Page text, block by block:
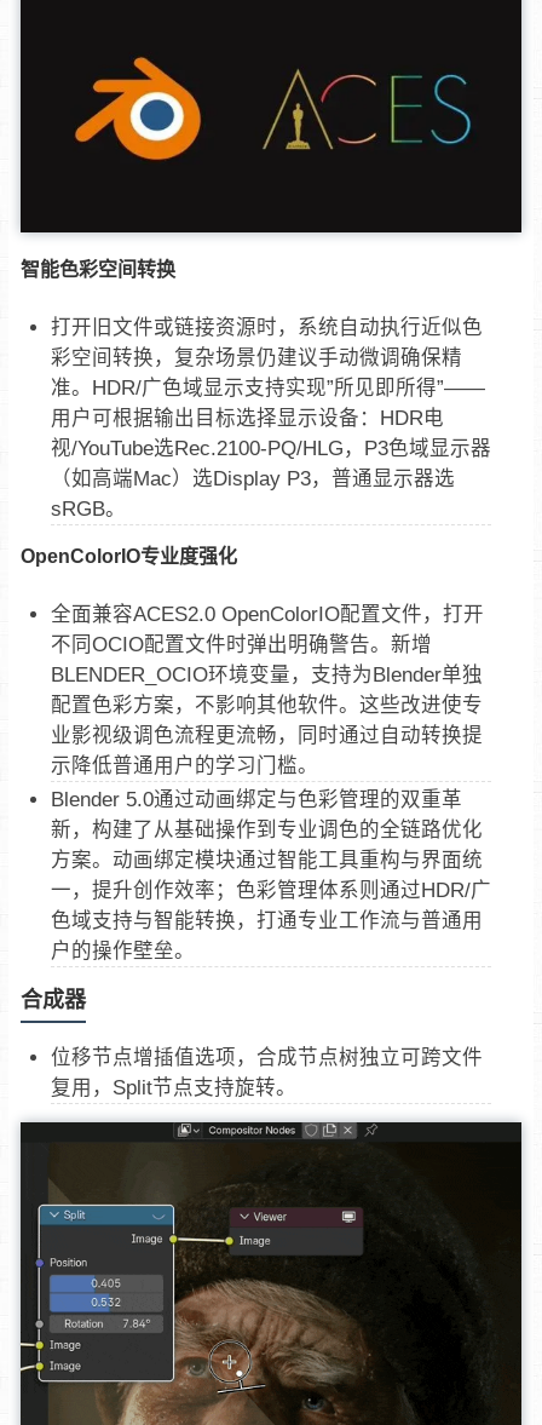
智能色彩空间转换
打开旧文件或链接资源时，系统自动执行近似色
彩空间转换，复杂场景仍建议手动微调确保精
准。HDR/广色域显示支持实现”所见即所得”——
用户可根据输出目标选择显示设备：HDR电
视/YouTube选Rec.2100-PQ/HLG，P3色域显示器
（如高端Mac）选Display P3，普通显示器选
sRGB。
OpenColorIO专业度强化
全面兼容ACES2.0 OpenColorIO配置文件，打开
不同OCIO配置文件时弹出明确警告。新增
BLENDER_OCIO环境变量，支持为Blender单独
配置色彩方案，不影响其他软件。这些改进使专
业影视级调色流程更流畅，同时通过自动转换提
示降低普通用户的学习门槛。
Blender 5.0通过动画绑定与色彩管理的双重革
新，构建了从基础操作到专业调色的全链路优化
方案。动画绑定模块通过智能工具重构与界面统
一，提升创作效率；色彩管理体系则通过HDR/广
色域支持与智能转换，打通专业工作流与普通用
户的操作壁垒。
合成器
位移节点增插值选项，合成节点树独立可跨文件
复用，Split节点支持旋转。